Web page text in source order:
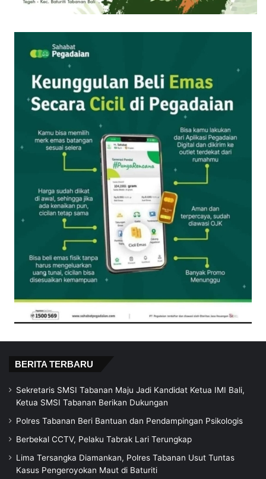
BERITA TERBARU
Sekretaris SMSI Tabanan Maju Jadi Kandidat Ketua IMI Bali,
Ketua SMSI Tabanan Berikan Dukungan
Polres Tabanan Beri Bantuan dan Pendampingan Psikologis
Berbekal CCTV, Pelaku Tabrak Lari Terungkap
Lima Tersangka Diamankan, Polres Tabanan Usut Tuntas
Kasus Pengeroyokan Maut di Baturiti